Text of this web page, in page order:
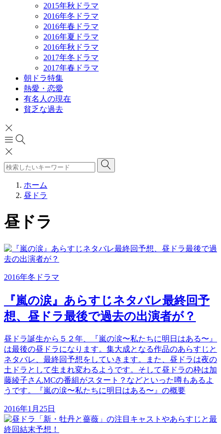
2015年秋ドラマ
2016年冬ドラマ
2016年春ドラマ
2016年夏ドラマ
2016年秋ドラマ
2017年冬ドラマ
2017年春ドラマ
朝ドラ特集
熱愛・恋愛
有名人の現在
貧乏な過去
ホーム
昼ドラ
昼ドラ
2016年冬ドラマ
『嵐の涙』あらすじネタバレ最終回予
想、昼ドラ最後で過去の出演者が？
昼ドラ誕生から５２年、『嵐の涙〜私たちに明日はある〜』
は最後の昼ドラになります。集大成となる作品のあらすじと
ネタバレ、最終回予想をしていきます。また、昼ドラは夜の
土ドラとして生まれ変わるようです。そして昼ドラの枠は加
藤綾子さんMCの番組がスタート？などといった噂もあるよ
うです。『嵐の涙〜私たちに明日はある〜』の概要
2016年1月25日